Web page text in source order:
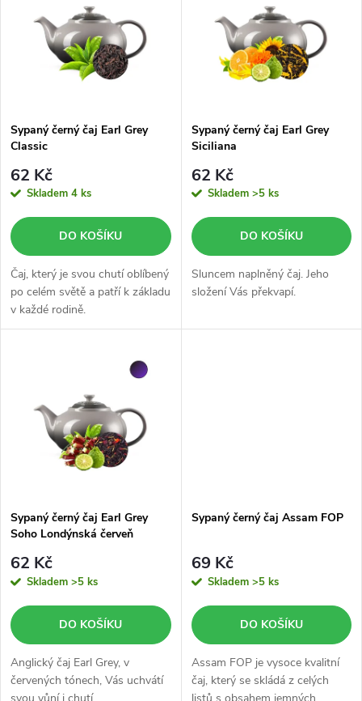
p
r
o
d
u
s
p
r
o
d
u
Sypaný černý čaj Earl Grey
Classic
62 Kč
Skladem 4 ks
DO KOŠÍKU
Čaj, který je svou chutí oblíbený
po celém světě a patří k základu
v každé rodině.
Sypaný černý čaj Earl Grey
Siciliana
62 Kč
Skladem >5 ks
DO KOŠÍKU
Sluncem naplněný čaj. Jeho
složení Vás překvapí.
Sypaný černý čaj Earl Grey
Soho Londýnská červeň
62 Kč
Skladem >5 ks
DO KOŠÍKU
Anglický čaj Earl Grey, v
červených tónech, Vás uchvátí
Sypaný černý čaj Assam FOP
69 Kč
Skladem >5 ks
DO KOŠÍKU
Assam FOP je vysoce kvalitní
čaj, který se skládá z celých